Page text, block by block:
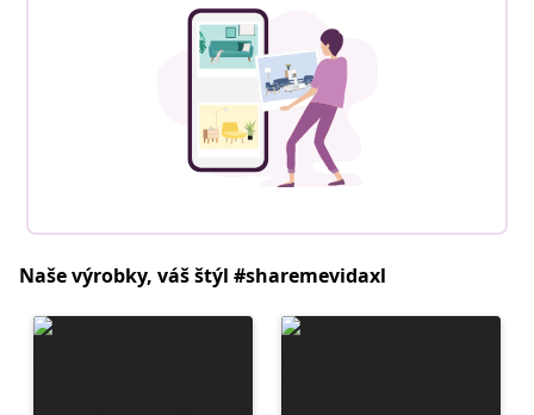
Naše výrobky, váš štýl #sharemevidaxl